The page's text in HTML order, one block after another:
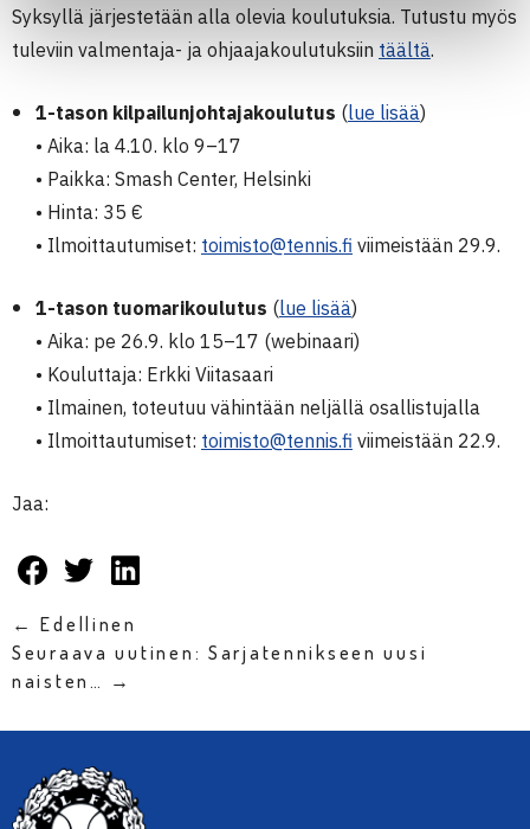
Syksyllä järjestetään alla olevia koulutuksia. Tutustu myös
tuleviin valmentaja- ja ohjaajakoulutuksiin täältä.
1-tason kilpailunjohtajakoulutus (lue lisää)
• Aika: la 4.10. klo 9–17
• Paikka: Smash Center, Helsinki
• Hinta: 35 €
• Ilmoittautumiset: toimisto@tennis.fi viimeistään 29.9.
1-tason tuomarikoulutus (lue lisää)
• Aika: pe 26.9. klo 15–17 (webinaari)
• Kouluttaja: Erkki Viitasaari
• Ilmainen, toteutuu vähintään neljällä osallistujalla
• Ilmoittautumiset: toimisto@tennis.fi viimeistään 22.9.
Jaa:
← Edellinen
Seuraava uutinen: Sarjatennikseen uusi
naisten… →